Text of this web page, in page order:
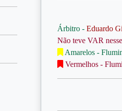
Árbitro - Eduardo
Não teve VAR
Amarelos -
Vermelhos -